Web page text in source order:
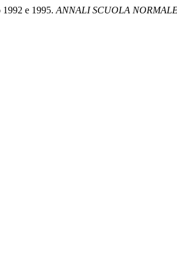
e 1995. ANNALI SCUOLA